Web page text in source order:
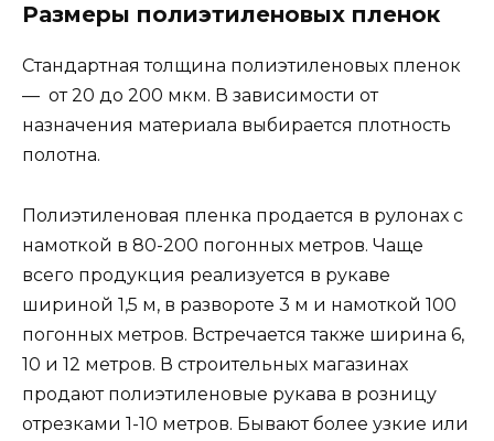
Размеры полиэтиленовых пленок
Стандартная толщина полиэтиленовых пленок
— от 20 до 200 мкм. В зависимости от
назначения материала выбирается плотность
полотна.
Полиэтиленовая пленка продается в рулонах с
намоткой в 80-200 погонных метров. Чаще
всего продукция реализуется в рукаве
шириной 1,5 м, в развороте 3 м и намоткой 100
погонных метров. Встречается также ширина 6,
10 и 12 метров. В строительных магазинах
продают полиэтиленовые рукава в розницу
отрезками 1-10 метров. Бывают более узкие или